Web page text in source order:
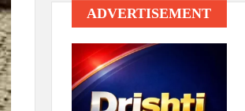
ADVERTISEMENT